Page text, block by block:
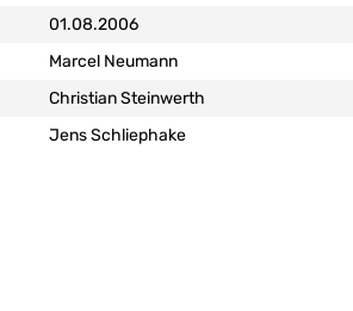
01.08.2006
Marcel Neumann
Christian Steinwerth
Jens Schliephake